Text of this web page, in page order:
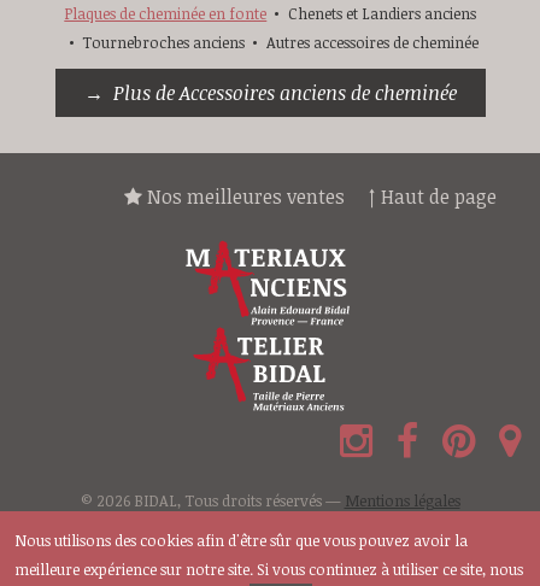
Plaques de cheminée en fonte
Chenets et Landiers anciens
Tournebroches anciens
Autres accessoires de cheminée
Plus de Accessoires anciens de cheminée
↑ Haut de page
Nos meilleures ventes
© 2026 BIDAL, Tous droits réservés — Mentions légales
Nous utilisons des cookies afin d'être sûr que vous pouvez avoir la
meilleure expérience sur notre site. Si vous continuez à utiliser ce site, nous